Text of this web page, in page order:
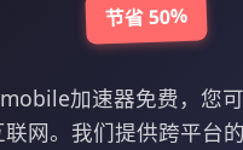
节省 50%
加速器免费，您
网。我们提供跨平台